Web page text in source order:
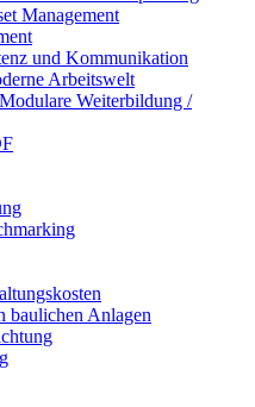
Management
und Kommunikation
Arbeitswelt
Weiterbildung /
baulichen Anlagen